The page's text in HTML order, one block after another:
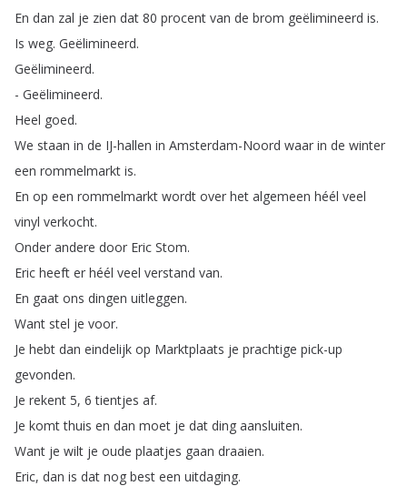
En dan zal je zien dat 80 procent van de brom geëlimineerd is.
Is weg. Geëlimineerd.
Geëlimineerd.
- Geëlimineerd.
Heel goed.
We staan in de IJ-hallen in Amsterdam-Noord waar in de winter
een rommelmarkt is.
En op een rommelmarkt wordt over het algemeen héél veel
vinyl verkocht.
Onder andere door Eric Stom.
Eric heeft er héél veel verstand van.
En gaat ons dingen uitleggen.
Want stel je voor.
Je hebt dan eindelijk op Marktplaats je prachtige pick-up
gevonden.
Je rekent 5, 6tientjes af.
Je komt thuis en dan moet je dat ding aansluiten.
Want je wilt je oude plaatjes gaan draaien.
Eric, dan is dat nog best een uitdaging.